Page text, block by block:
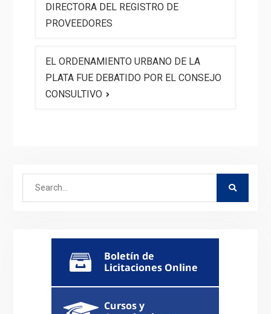
entradas
DIRECTORA DEL REGISTRO DE
PROVEEDORES
EL ORDENAMIENTO URBANO DE LA
PLATA FUE DEBATIDO POR EL CONSEJO
CONSULTIVO